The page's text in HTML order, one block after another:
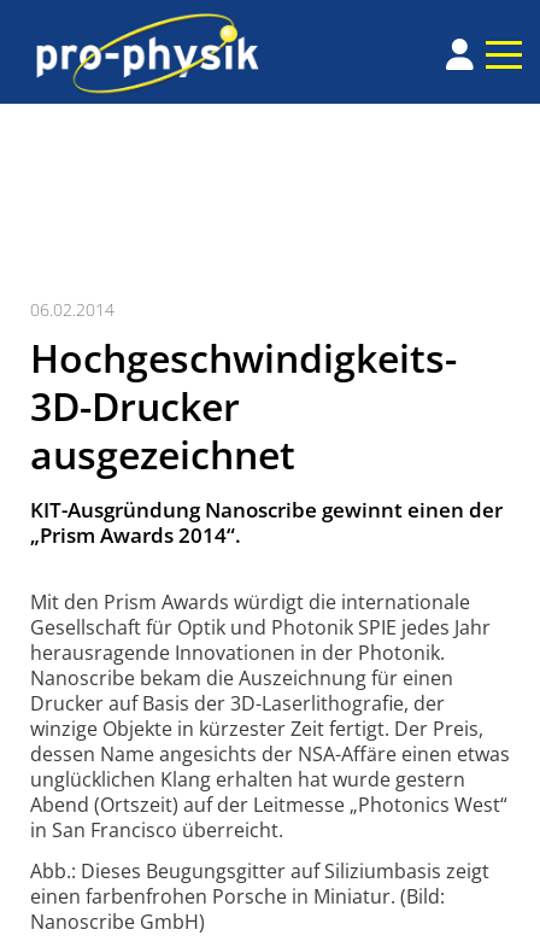
06.02.2014
Hochgeschwindigkeits-
3D-Drucker
ausgezeichnet
KIT-Ausgründung Nanoscribe gewinnt einen der
„Prism Awards 2014“.
Mit den Prism Awards würdigt die internationale
Gesellschaft für Optik und Photonik SPIE jedes Jahr
herausragende Innovationen in der Photonik.
Nanoscribe bekam die Auszeichnung für einen
Drucker auf Basis der 3D-Laserlithografie, der
winzige Objekte in kürzester Zeit fertigt. Der Preis,
dessen Name angesichts der NSA-Affäre einen etwas
unglücklichen Klang erhalten hat wurde gestern
Abend (Ortszeit) auf der Leitmesse „Photonics West“
in San Francisco überreicht.
Abb.: Dieses Beugungsgitter auf Siliziumbasis zeigt
einen farbenfrohen Porsche in Miniatur. (Bild:
Nanoscribe GmbH)